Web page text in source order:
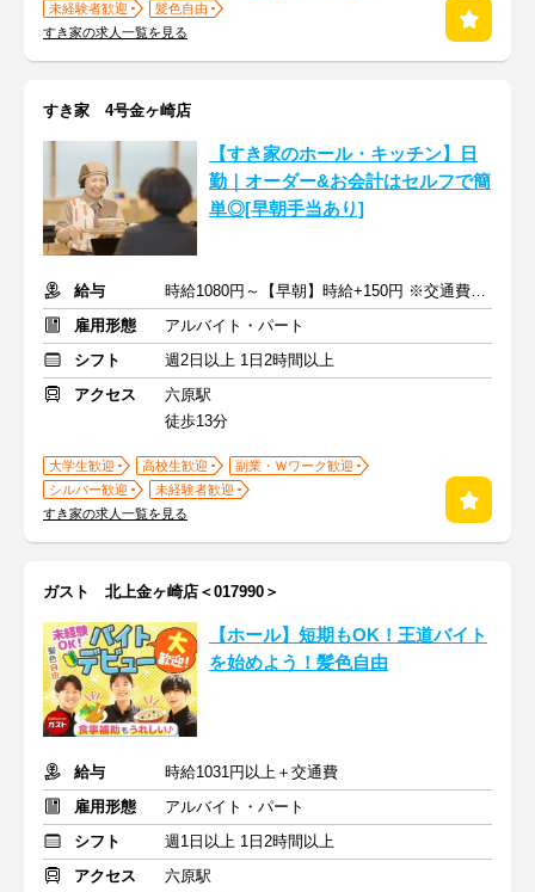
未経験者歓迎
髪色自由
すき家の求人一覧を見る
すき家 4号金ヶ崎店
【すき家のホール・キッチン】日
勤｜オーダー&お会計はセルフで簡
単◎[早朝手当あり]
給与
時給1080円～【早朝】時給+150円 ※交通費支給
雇用形態
アルバイト・パート
シフト
週2日以上 1日2時間以上
アクセス
六原駅
徒歩13分
大学生歓迎 高校生歓迎
副業・Ｗワーク歓迎
シルバー歓迎
未経験者歓迎
すき家の求人一覧を見る
ガスト 北上金ヶ崎店＜017990＞
【ホール】短期もOK！王道バイト
を始めよう！髪色自由
給与
時給1031円以上＋交通費
雇用形態
アルバイト・パート
シフト
週1日以上 1日2時間以上
アクセス
六原駅